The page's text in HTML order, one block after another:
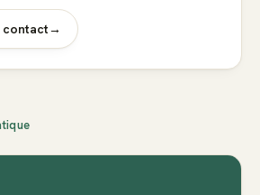
contact→